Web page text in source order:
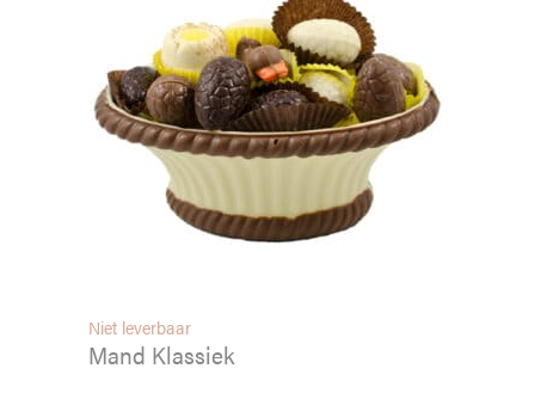
Niet leverbaar
Mand Klassiek